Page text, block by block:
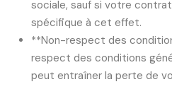
sociale, sauf si votre
spécifique à cet effet.
**Non-respect des
respect des conditions
peut entraîner la perte de